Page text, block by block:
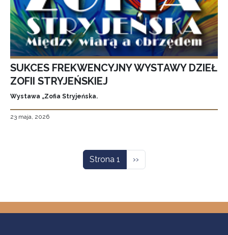
SUKCES FREKWENCYJNY WYSTAWY DZIEŁ
ZOFII STRYJEŃSKIEJ
Wystawa „Zofia Stryjeńska.
23 maja, 2026
Strona 1 Następna strona
››